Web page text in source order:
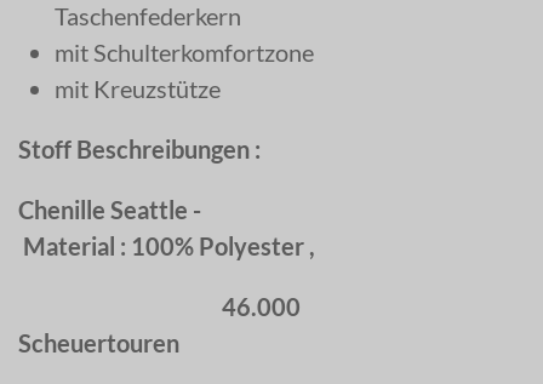
Taschenfederkern
mit Schulterkomfortzone
mit Kreuzstütze
Stoff Beschreibungen :
Chenille Seattle -
Material : 100% Polyester ,
46.000
Scheuertouren